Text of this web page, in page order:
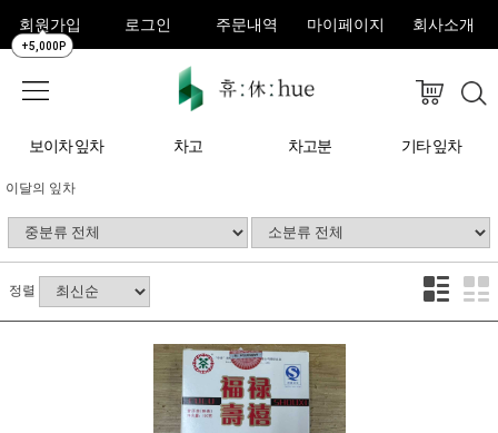
회원가입
+5,000P
로그인 주문내역 마이페이지 회사소개
보이차 잎차 차고 차고분 기타 잎차
이달의 잎차
정렬